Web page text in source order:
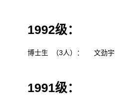
1992级：
博士生 （3人）： 文劲
1991级：